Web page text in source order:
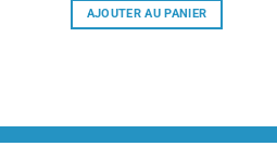
AJOUTER AU PANIER